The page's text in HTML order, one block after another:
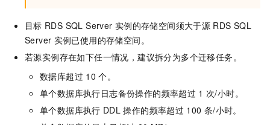
目标 RDS SQL Server 实例的存储空间须大于源 RDS SQL
Server 实例已使用的存储空间。
若源实例存在如下任一情况，建议拆分为多个迁移任务。
数据库超过 10 个。
单个数据库执行日志备份操作的频率超过 1 次/小时。
单个数据库执行 DDL 操作的频率超过 100 条/小时。